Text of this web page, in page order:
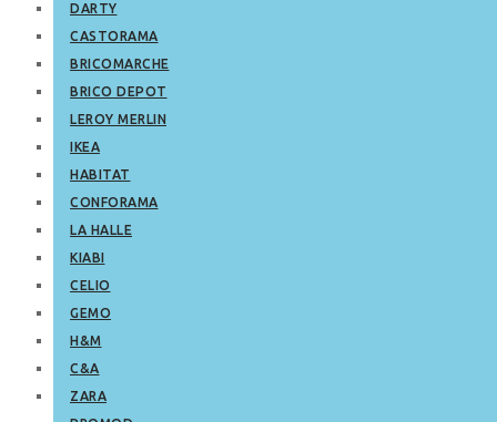
DARTY
CASTORAMA
BRICOMARCHE
BRICO DEPOT
LEROY MERLIN
IKEA
HABITAT
CONFORAMA
LA HALLE
KIABI
CELIO
GEMO
H&M
C&A
ZARA